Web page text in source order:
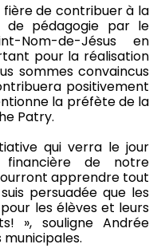
fière de contribuer à la
de pédagogie par le
Nom-de-Jésus en
pour la réalisation
sommes convaincus
positivement
la préfète de la
Patry.
qui verra le jour
de notre
apprendre tout
persuadée que les
les élèves et leurs
», souligne Andrée